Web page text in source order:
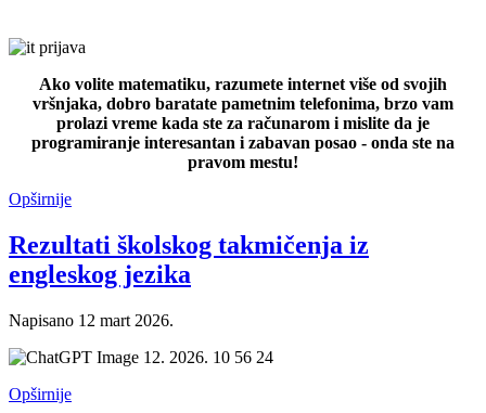
Ako volite matematiku, razumete internet više od svojih
vršnjaka, dobro baratate pametnim telefonima, brzo vam
prolazi vreme kada ste za računarom i mislite da je
programiranje interesantan i zabavan posao - onda ste na
pravom mestu!
Opširnije
Rezultati školskog takmičenja iz
engleskog jezika
Napisano 12 mart 2026.
Opširnije